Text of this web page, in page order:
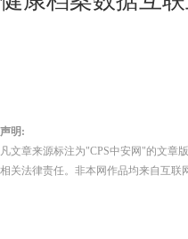
声明:
凡文章来源标注为"CPS中安网"的文章
相关法律责任。非本网作品均来自互联